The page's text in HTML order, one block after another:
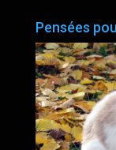
Pensées